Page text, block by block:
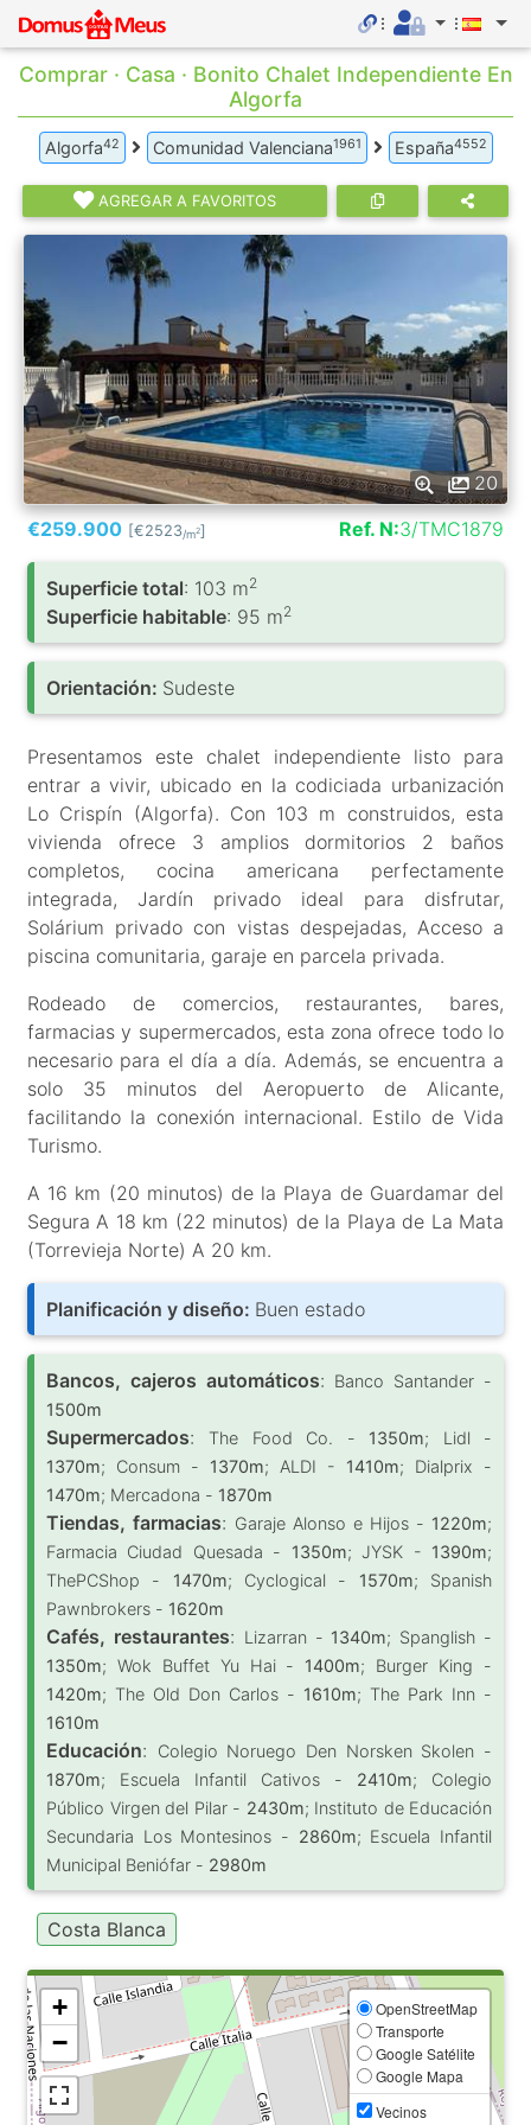
Comprar · Casa · Bonito Chalet Independiente En
Algorfa
Algorfa42 Comunidad Valenciana1961 España4552
AGREGAR A FAVORITOS
20
€259.900 [€2523/m2] Ref. N:3/TMC1879
Superficie total: 103 m2
Superficie habitable: 95 m2
Orientación: Sudeste
Presentamos este chalet independiente listo para
entrar a vivir, ubicado en la codiciada urbanización
Lo Crispín (Algorfa). Con 103 m construidos, esta
vivienda ofrece 3 amplios dormitorios 2 baños
completos, cocina americana perfectamente
integrada, Jardín privado ideal para disfrutar,
Solárium privado con vistas despejadas, Acceso a
piscina comunitaria, garaje en parcela privada.
Rodeado de comercios, restaurantes, bares,
farmacias y supermercados, esta zona ofrece todo lo
necesario para el día a día. Además, se encuentra a
solo 35 minutos del Aeropuerto de Alicante,
facilitando la conexión internacional. Estilo de Vida
Turismo.
A 16 km (20 minutos) de la Playa de Guardamar del
Segura A 18 km (22 minutos) de la Playa de La Mata
(Torrevieja Norte) A 20 km.
Planificación y diseño: Buen estado
Bancos, cajeros automáticos: Banco Santander -
1500m
Supermercados: The Food Co. - 1350m; Lidl -
1370m; Consum - 1370m; ALDI - 1410m; Dialprix -
1470m; Mercadona - 1870m
Tiendas, farmacias: Garaje Alonso e Hijos - 1220m;
Farmacia Ciudad Quesada - 1350m; JYSK - 1390m;
ThePCShop - 1470m; Cyclogical - 1570m; Spanish
Pawnbrokers - 1620m
Cafés, restaurantes: Lizarran - 1340m; Spanglish -
1350m; Wok Buffet Yu Hai - 1400m; Burger King -
1420m; The Old Don Carlos - 1610m; The Park Inn -
1610m
Educación:
Colegio Noruego Den Norsken Skolen -
1870m; Escuela Infantil Cativos - 2410m; Colegio
Público Virgen del Pilar - 2430m; Instituto de Educación
Secundaria Los Montesinos - 2860m; Escuela Infantil
Municipal Beniófar - 2980m
Costa Blanca
+
−
OpenStreetMap
Transporte
Google Satélite
Google Mapa
Vecinos